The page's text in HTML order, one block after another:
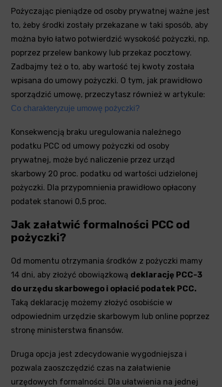
Pożyczając pieniądze od osoby prywatnej ważne jest
to, żeby środki zostały przekazane w taki sposób, aby
można było łatwo potwierdzić wysokość pożyczki, np.
poprzez przelew bankowy lub przekaz pocztowy.
Zadbajmy też o to, aby wartość tej kwoty została
wpisana do umowy pożyczki. O tym, jak prawidłowo
sporządzić umowę, przeczytasz również w artykule:
Co charakteryzuje umowę pożyczki?
Konsekwencją braku uregulowania należnego
podatku PCC od umowy pożyczki od osoby
prywatnej, może być naliczenie przez urząd
skarbowy 20 proc. podatku od wartości udzielonej
pożyczki. Dla przypomnienia prawidłowo opłacony
podatek stanowi 0,5 proc.
Jak załatwić formalności PCC od
pożyczki?
Od momentu otrzymania środków z pożyczki mamy
14 dni, aby złożyć obowiązkową deklarację PCC-3
do urzędu skarbowego i opłacić podatek PCC.
Taką deklarację możemy złożyć osobiście w
odpowiednim urzędzie skarbowym lub online poprzez
stronę ministerstwa finansów.
Druga opcja jest zdecydowanie wygodniejsza i
pozwala zaoszczędzić czas na załatwienie
urzędowych formalności. Dla ułatwienia na jednej